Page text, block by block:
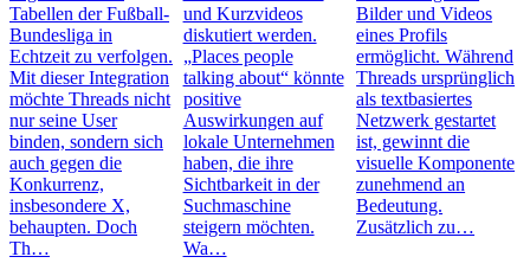
Tabellen der Fußball-
Bundesliga in
Echtzeit zu verfolgen.
Mit dieser Integration
möchte Threads nicht
nur seine User
binden, sondern sich
auch gegen die
Konkurrenz,
insbesondere X,
behaupten. Doch
Th…
und Kurzvideos
diskutiert werden.
„Places people
talking about“ könnte
positive
Auswirkungen auf
lokale Unternehmen
haben, die ihre
Sichtbarkeit in der
Suchmaschine
steigern möchten.
Wa…
Bilder und Videos
eines Profils
ermöglicht. Während
Threads ursprünglich
als textbasiertes
Netzwerk gestartet
ist, gewinnt die
visuelle Komponente
zunehmend an
Bedeutung.
Zusätzlich zu…